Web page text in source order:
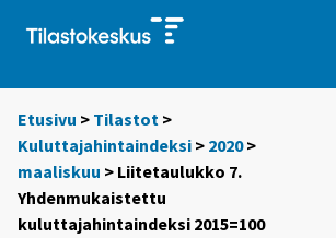
Etusivu > Tilastot >
Kuluttajahintaindeksi > 2020>
maaliskuu > Liitetaulukko 7.
Yhdenmukaistettu
kuluttajahintaindeksi 2015=100